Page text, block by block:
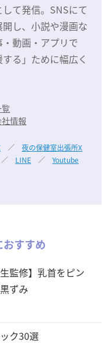
て発信。SNSにて
開し、小説や漫画な
動画・アプリで
する」ために幅広く
情報
／ 夜の保健室出張所X
LINE ／ Youtube
すすめ
監修】乳首をピン
ずみ
ク30選